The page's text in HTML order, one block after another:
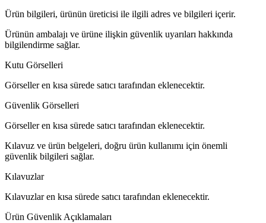
Ürün bilgileri, ürünün üreticisi ile ilgili adres ve bilgileri içerir.
Ürünün ambalajı ve ürüne ilişkin güvenlik uyarıları hakkında
bilgilendirme sağlar.
Kutu Görselleri
Görseller en kısa sürede satıcı tarafından eklenecektir.
Güvenlik Görselleri
Görseller en kısa sürede satıcı tarafından eklenecektir.
Kılavuz ve ürün belgeleri, doğru ürün kullanımı için önemli
güvenlik bilgileri sağlar.
Kılavuzlar
Kılavuzlar en kısa sürede satıcı tarafından eklenecektir.
Ürün Güvenlik Açıklamaları